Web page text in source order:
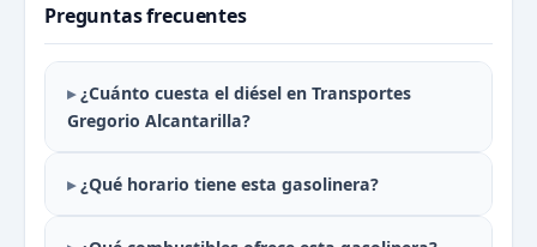
Preguntas frecuentes
¿Cuánto cuesta el diésel en Transportes
Gregorio Alcantarilla?
¿Qué horario tiene esta gasolinera?